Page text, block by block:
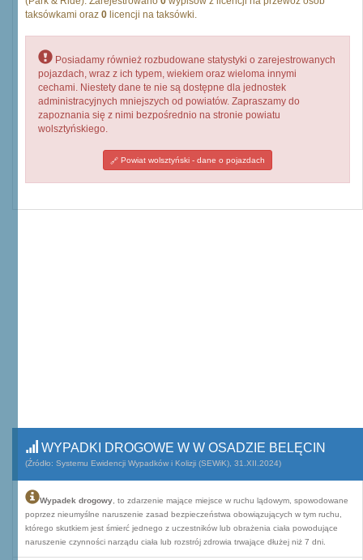
taksówkami oraz 0 licencji na taksówki.
Posiadamy również rozbudowane statystyki o zarejestrowanych
pojazdach, wraz z ich typem, wiekiem oraz wieloma innymi
cechami. Niestety dane te nie są dostępne dla jednostek
administracyjnych mniejszych od powiatów. Zapraszamy do
zapoznania się z nimi bezpośrednio na stronie powiatu
wolsztyńskiego.
Powiat wolsztyński - dane o pojazdach
WYPADKI DROGOWE W W OSADZIE BELĘCIN
(Źródło: Systemu Ewidencji Wypadków i Kolizji (SEWiK), 31.XII.2024)
Wypadek drogowy , to zdarzenie mające miejsce w ruchu lądowym, spowodowane
poprzez nieumyślne naruszenie zasad bezpieczeństwa obowiązujących w tym ruchu,
którego skutkiem jest śmierć jednego z uczestników lub obrażenia ciała powodujące
naruszenie czynności narządu ciała lub rozstrój zdrowia trwające dłużej niż 7 dni.